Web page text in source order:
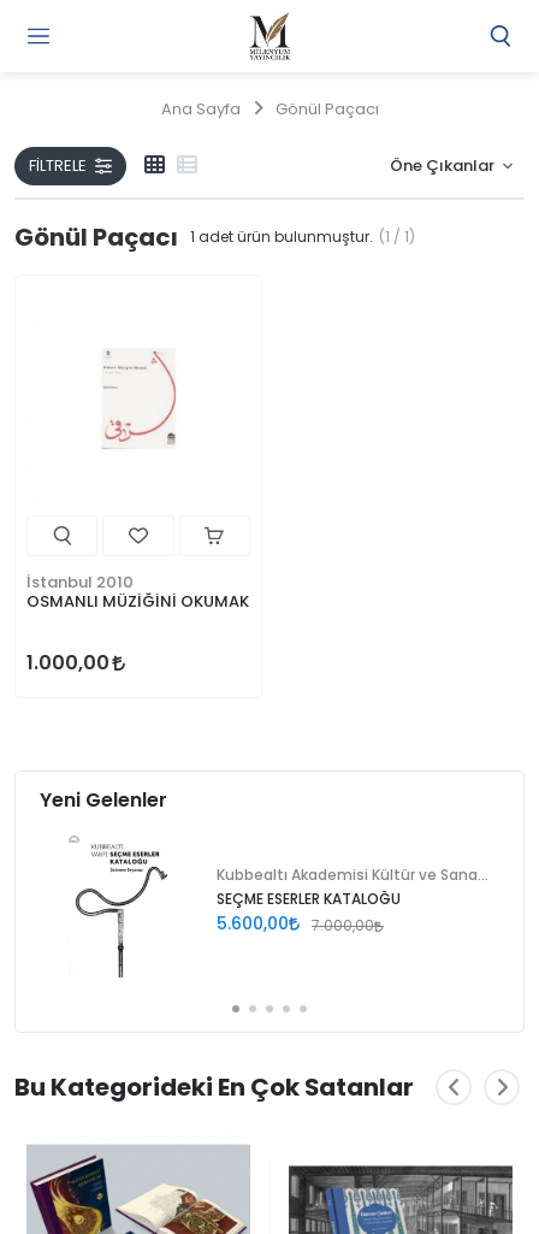
Ana Sayfa Gönül Paçacı
FILTRELE
Gönül Paçacı 1 adet ürün bulunmuştur. (1 / 1)
İstanbul 2010
OSMANLI MÜZİĞİNİ OKUMAK
1.000,00
Yeni Gelenler
SEÇME ESERLER KATALOĞU
5.600,00 7.000,00
Bu Kategorideki En Çok Satanlar